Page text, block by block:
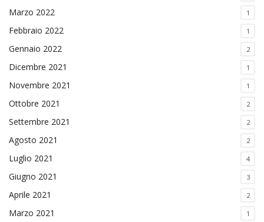
Marzo 2022 1
Febbraio 2022 1
Gennaio 2022 2
Dicembre 2021 1
Novembre 2021 1
Ottobre 2021 2
Settembre 2021 2
Agosto 2021 2
Luglio 2021 4
Giugno 2021 3
Aprile 2021 2
Marzo 2021 1